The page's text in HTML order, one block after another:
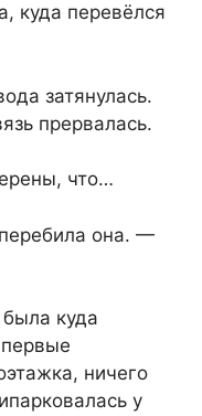
куда перевёлся
затянулась.
прервалась.
что…
она. —
куда
ничего
у